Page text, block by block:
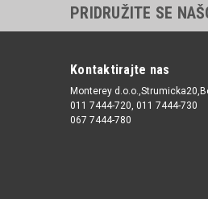
PRIDRUŽITE SE
Kontaktirajte nas
Monterey
011 7444-720, 011 7444-730
067 7444-780